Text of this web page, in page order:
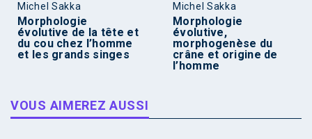
Michel Sakka
Morphologie
évolutive de la tête et
du cou chez l’homme
et les grands singes
Michel Sakka
Morphologie
évolutive,
morphogenèse du
crâne et origine de
l’homme
VOUS AIMEREZ AUSSI